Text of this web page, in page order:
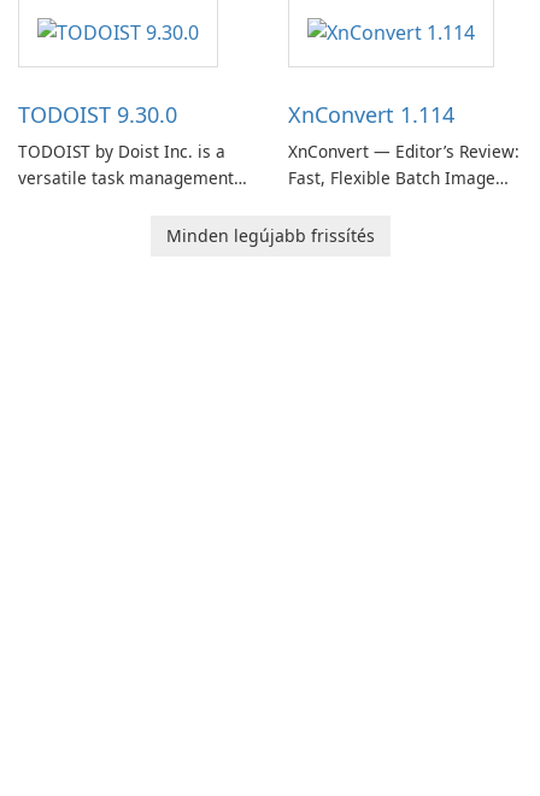
helps users capture ideas,
organize to-do lists, and keep
track of important
software designed to help
users capture, organize, and
access information across
TODOIST 9.30.0
TODOIST by Doist Inc. is a
versatile task management
individuals and teams
XnConvert 1.114
XnConvert — Editor’s Review:
Fast, Flexible Batch Image
macOS and Linux XnConvert
Minden legújabb frissítés